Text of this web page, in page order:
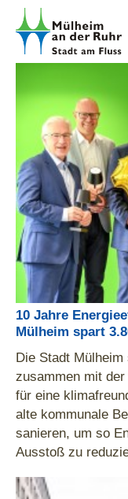
10 Jahre
Mülheim spart
Die Stadt
zusammen mit
für eine
alte kommunale
sanieren, um so
Ausstoß zu